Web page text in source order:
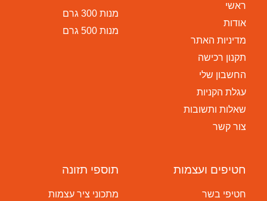
ראשי
אודות
מדיניות האתר
תקנון רכישה
החשבון שלי
עגלת הקניות
שאלות ותשובות
צור קשר
מנות 300 גרם
מנות 500 גרם
חטיפים ועצמות
חטיפי בשר
תוספי תזונה
מתכוני ציר עצמות